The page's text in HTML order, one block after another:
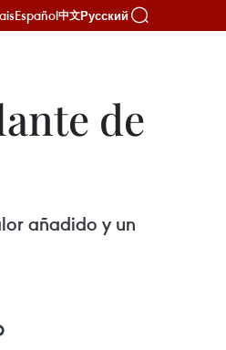
Español中文Русский
de
añadido y un